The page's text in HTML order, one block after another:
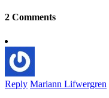
2 Comments
Reply Mariann Lifwergren